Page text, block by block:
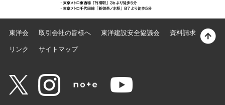
東洋会 取引会社の皆様へ 東洋建設安全協議会 資料請求
リンク サイトマップ